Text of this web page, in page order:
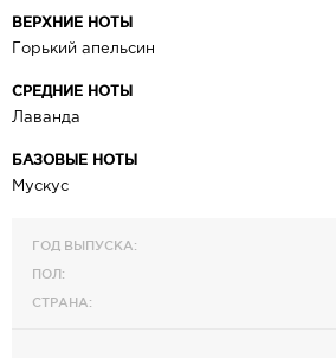
ВЕРХНИЕ НОТЫ
Горький апельсин
СРЕДНИЕ НОТЫ
Лаванда
БАЗОВЫЕ НОТЫ
Мускус
ГОД ВЫПУСКА:
ПОЛ:
СТРАНА: